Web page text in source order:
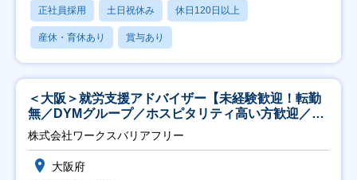
正社員採用 土日祝休み 休日120日以上
産休・育休あり 賞与あり
＜大阪＞就労支援アドバイザー【未経験歓迎！転勤
無／DYMグループ／ホスピタリティ高い方歓迎／土
日祝】
株式会社ワークスバリアフリー
大阪府